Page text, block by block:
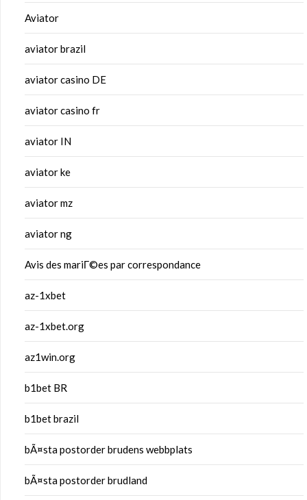
Aviator
aviator brazil
aviator casino DE
aviator casino fr
aviator IN
aviator ke
aviator mz
aviator ng
Avis des mariГ©es par correspondance
az-1xbet
az-1xbet.org
az1win.org
b1bet BR
b1bet brazil
bÃ¤sta postorder brudens webbplats
bÃ¤sta postorder brudland